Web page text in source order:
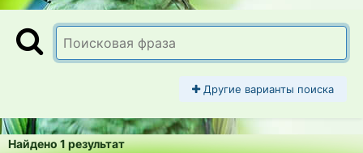
Другие варианты поиска
Найдено 1 результат